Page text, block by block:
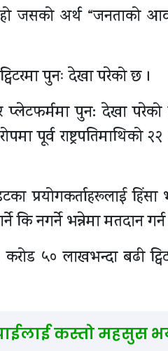
जसको अर्थ “जनताको
पुनः देखा परेको छ ।
प्लेटफर्ममा पुन: देखा
पूर्व राष्ट्रपतिमाथिको २२
प्रयोगकर्ताहरूलाई
कि नगर्ने भन्नेमा मतदान
५० लाखभन्दा बढी
कस्तो महसुस